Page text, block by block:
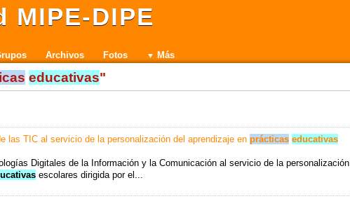
MIPE-DIPE
Archivos Fotos Más
educativas"
las TIC al servicio de la personalización del aprendizaje en prácticas educativas
Digitales de la Información y la Comunicación al servicio de la personalización
escolares dirigida por el...